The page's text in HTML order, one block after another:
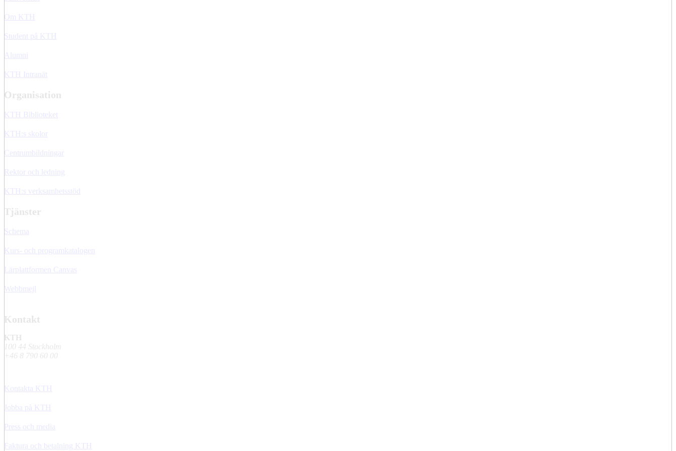
Om KTH
Student på KTH
Alumni
KTH Intranät
Organisation
KTH Biblioteket
KTH:s skolor
Centrumbildningar
Rektor och ledning
KTH:s verksamhetsstöd
Tjänster
Schema
Kurs- och programkatalogen
Lärplattformen Canvas
Webbmejl
Kontakt
KTH
100 44 Stockholm
+46 8 790 60 00
Kontakta KTH
Jobba på KTH
Press och media
Faktura och betalning KTH